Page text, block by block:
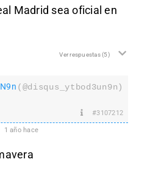
Madrid sea oficial en
Ver respuestas(5)
(@disqus_ytbod3un9n)
#3107212
1 año hace